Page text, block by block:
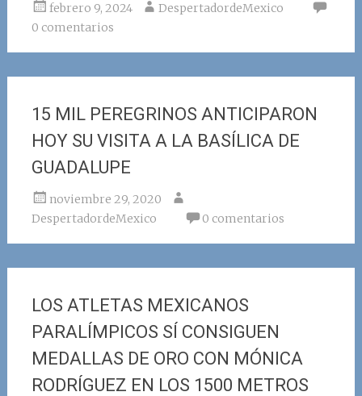
febrero 9, 2024
DespertadordeMexico
0 comentarios
15 MIL PEREGRINOS ANTICIPARON
HOY SU VISITA A LA BASÍLICA DE
GUADALUPE
noviembre 29, 2020
DespertadordeMexico
0 comentarios
LOS ATLETAS MEXICANOS
PARALÍMPICOS SÍ CONSIGUEN
MEDALLAS DE ORO CON MÓNICA
RODRÍGUEZ EN LOS 1500 METROS